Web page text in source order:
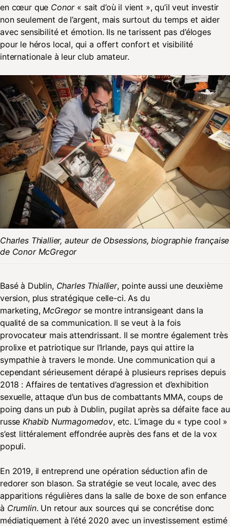
en cœur que Conor « sait d’où il vient », qu’il veut investir
non seulement de l’argent, mais surtout du temps et aider
avec sensibilité et émotion. Ils ne tarissent pas d’éloges
pour le héros local, qui a offert confort et visibilité
internationale à leur club amateur.
Charles Thiallier, auteur de Obsessions, biographie française
de Conor McGregor
Basé à Dublin, Charles Thiallier, pointe aussi une deuxième
version, plus stratégique celle-ci. As du
marketing, McGregorse montre intransigeant dans la
qualité de sa communication. Il se veut à la fois
provocateur mais attendrissant. Il se montre également très
prolixe et patriotique sur l’Irlande, pays qui attire la
sympathie à travers le monde. Une communication qui a
cependant sérieusement dérapé à plusieurs reprises depuis
2018 : Affaires de tentatives d’agression et d’exhibition
sexuelle, attaque d’un bus de combattants MMA, coups de
poing dans un pub à Dublin, pugilat après sa défaite face au
russe Khabib Nurmagomedov, etc. L’image du « type cool »
s’est littéralement effondrée auprès des fans et de la vox
populi.
En 2019, il entreprend une opération séduction afin de
redorer son blason. Sa stratégie se veut locale, avec des
apparitions régulières dans la salle de boxe de son enfance
à Crumlin. Un retour aux sources qui se concrétise donc
médiatiquement à l’été 2020 avec un investissement estimé